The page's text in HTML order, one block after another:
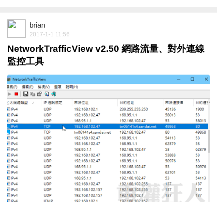
brian
2017-1-1 11:56
NetworkTrafficView v2.50 網路流量、對外連線
監控工具